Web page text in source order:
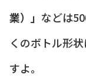
業）」 などは
くのボトル形
すよ。